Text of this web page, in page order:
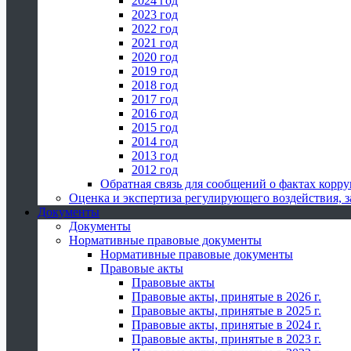
2023 год
2022 год
2021 год
2020 год
2019 год
2018 год
2017 год
2016 год
2015 год
2014 год
2013 год
2012 год
Обратная связь для сообщений о фактах
Оценка и экспертиза регулирующего
Документы
Документы
Нормативные правовые документы
Нормативные правовые документы
Правовые акты
Правовые акты
Правовые акты, принятые в 2026 г.
Правовые акты, принятые в 2025 г.
Правовые акты, принятые в 2024 г.
Правовые акты, принятые в 2023 г.